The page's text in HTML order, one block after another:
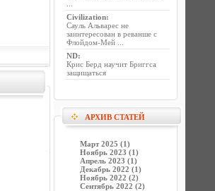
Civilization:
Сауль Альварес не
заинтересован в реванше с
Флойдом-Мей ...
ND:
Крис Берд научит Бриггса
защищаться
АРХИВ СТАТЕЙ
Март 2025 (1)
Ноябрь 2023 (1)
Апрель 2023 (1)
Декабрь 2022 (1)
Ноябрь 2022 (2)
Сентябрь 2022 (2)